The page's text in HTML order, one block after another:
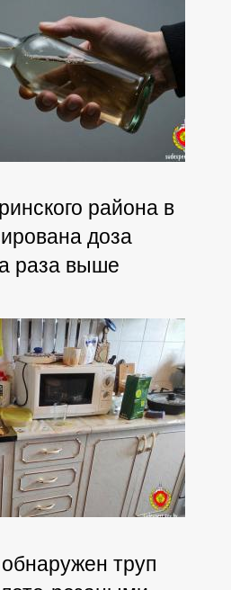
района в
доза
раза выше
труп